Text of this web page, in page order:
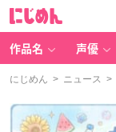
作品名 声優
にじめん > ニュース >